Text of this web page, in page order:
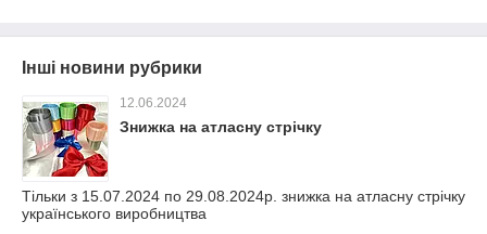
Інші новини рубрики
12.06.2024
Знижка на атласну стрічку
Тільки з 15.07.2024 по 29.08.2024р. знижка на атласну стрічку
українського виробництва